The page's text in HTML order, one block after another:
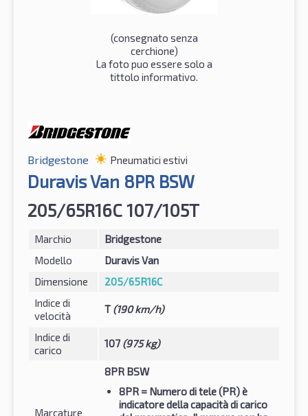
(consegnato senza
cerchione)
La foto puo essere solo a
tittolo informativo.
Bridgestone Pneumatici estivi
Duravis Van 8PR BSW
205/65R16C 107/105T
Marchio
Bridgestone
Modello
Duravis Van
Dimensione
205/65R16C
Indice di
velocità
T (190 km/h)
Indice di
carico
107 (975 kg)
Marcature
8PR BSW
8PR = Numero di tele (PR) è
indicatore della capacità di carico